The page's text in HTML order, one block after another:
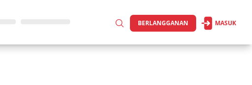
BERLANGGANAN MASUK